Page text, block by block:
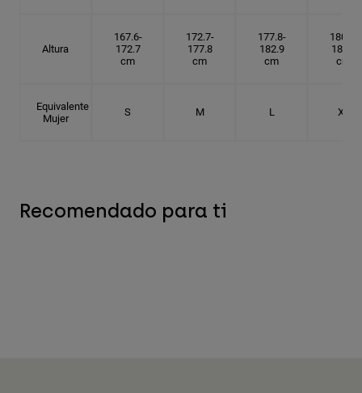
Altura
167.6-
172.7
cm
172.7-
177.8
cm
177.8-
182.9
cm
180.3-
185.5
cm
Equivalente
Mujer
S M L XL
Recomendado para ti